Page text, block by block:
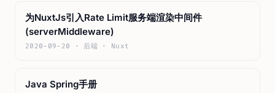
为NuxtJs引入Rate Limit服务端渲染中间件
(serverMiddleware)
2020-09-20 · 后端 · Nuxt
Java Spring手册